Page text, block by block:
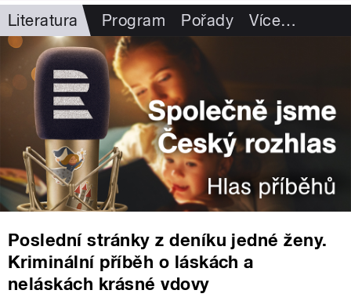
Literatura Program Pořady Více…
Poslední stránky z deníku jedné ženy.
Kriminální příběh o láskách a
neláskách krásné vdovy